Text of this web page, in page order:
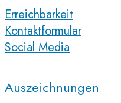
Erreichbarkeit
Kontaktformular
Social Media
Auszeichnungen